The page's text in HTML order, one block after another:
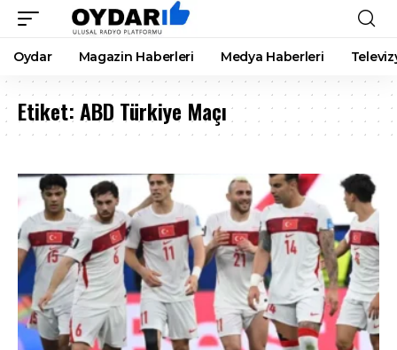
Oydar Magazin Haberleri Medya Haberleri
Etiket:ABD Türkiye Maçı